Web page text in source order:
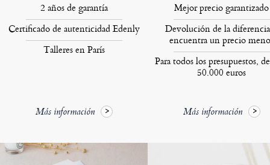
2 años de garantía
Certificado de autenticidad Edenly
Talleres en París
Más información
Mejor precio garantizado
Devolución de la
encuentra un precio
Para todos los presupuestos,
50.000 euros
Más información